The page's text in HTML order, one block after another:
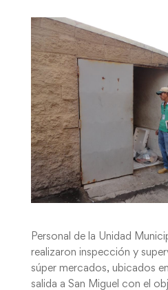
Personal de la Unidad
realizaron inspección y
súper mercados, ubicados
salida a San Miguel con el